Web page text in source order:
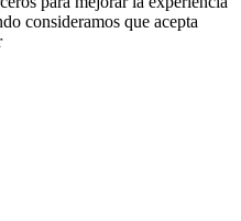
consideramos que acepta